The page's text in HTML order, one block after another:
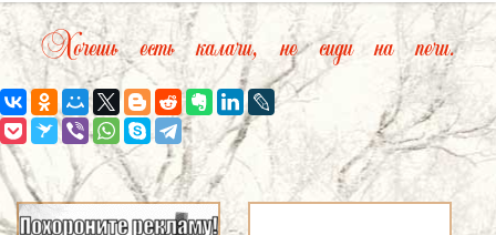
Хочешь есть калачи, не сиди на печи.